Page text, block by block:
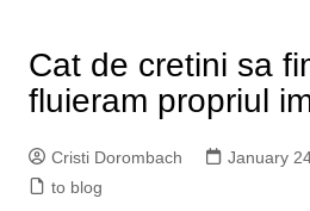
Cat de cretini sa
fluieram propriul
Cristi Dorombach January
to blog